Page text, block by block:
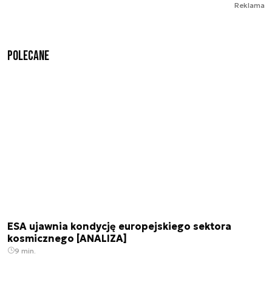
Reklama
Polecane
ESA ujawnia kondycję europejskiego sektora
kosmicznego [ANALIZA]
9 min.